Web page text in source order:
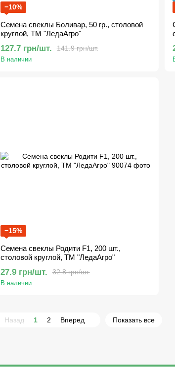
−10%
Семена свеклы Боливар, 50 гр., столовой
круглой, ТМ "ЛедаАгро"
141.9 грн/шт.
127.7 грн/шт.
В наличии
−15%
Семена свеклы Родити F1, 200 шт.,
столовой круглой, ТМ "ЛедаАгро"
32.8 грн/шт.
27.9 грн/шт.
В наличии
Назад 1 2 Вперед Показать все